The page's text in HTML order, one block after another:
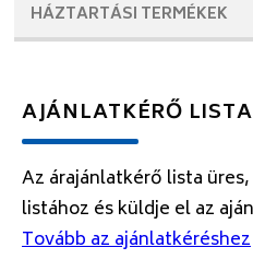
HÁZTARTÁSI TERMÉKEK
AJÁNLATKÉRŐ LISTA
Az árajánlatkérő lista
listához és küldje el az
Tovább az ajánlatkéréshez